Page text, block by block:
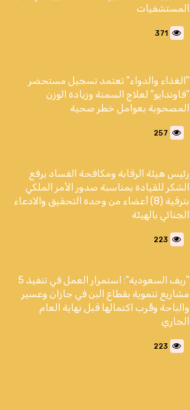
المستشفيات
371
"الغذاء والدواء" تعتمد تسجيل مستحضر
"فاوندايو" لعلاج السمنة وزيادة الوزن
المصحوبة بعوامل خطر صحية
257
رئيس هيئة الرقابة ومكافحة الفساد يرفع
الشكر للقيادة بمناسبة صدور الأمر الملكي
بترقية (8) أعضاء من وحدة التحقيق والادعاء
الجنائي بالهيئة
223
"ريف السعودية": استمرار العمل في تنفيذ 5
مشاريع تنموية بقطاع البن في جازان وعسير
والباحة وقُرب اكتمالها قبل نهاية العام
الجاري
223